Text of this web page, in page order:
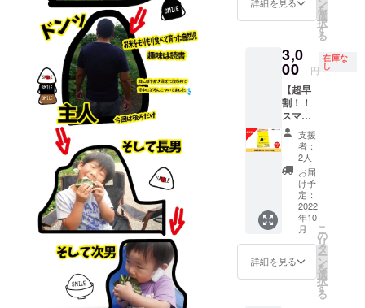
デザイ
す。 ※
送料込
みのお
値段で
す。 ※
発送時
期は
2022年
10月の
予定で
す。
ピース
マイル
を届け
ます。
精米の
状態を
標準・
上白・
無洗米
の3種類
からお
選びい
ただけ
ます。
標準：
ヌカを
取り除
思わず
笑顔に
ちゃう
ような
美味し
いお米
で、毎
日の食
事に
ハッ
ピース
マイル
を届け
ます。
精米の
状態を
標準・
上白・
無洗米
詳細を見る を
選
択
す
る
3,0
00 円
在庫な
し
【超早
割！！
スマイ
ル米
5kg
（コシ
ヒカ
リ）】
1000円
お得！
食べ比
べにも
ピッタ
リな、5
㎏をお
届
支援
者：
2人
お届
け予
定：
2022
年10
月
詳細を見る
こ
の
リ
タ
ー
ン
を
選
択
す
る